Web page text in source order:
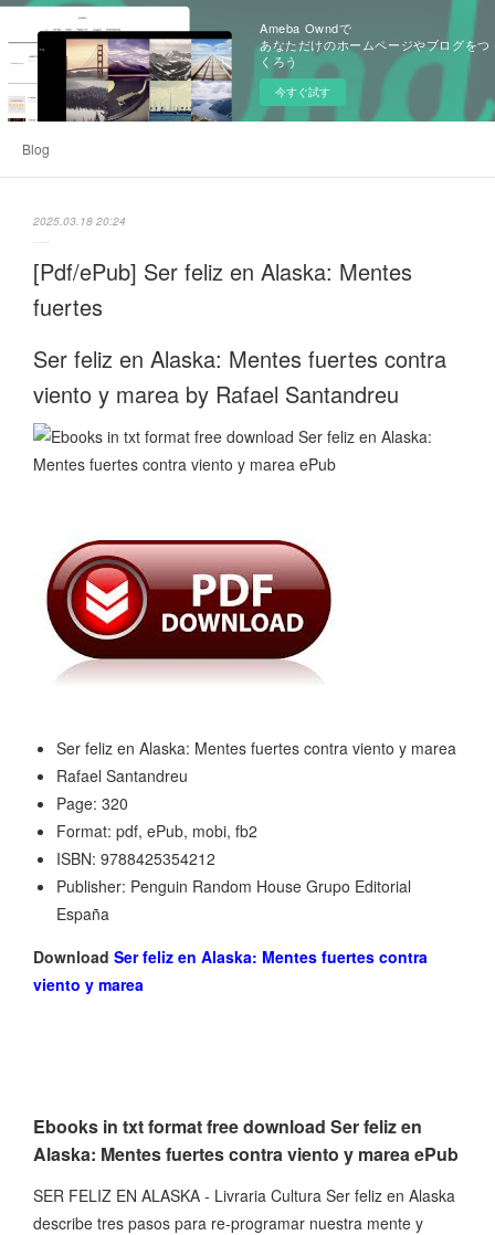
Ameba Owndで
あなただけのホームページやブログをつ
くろう
今すぐ試す
Blog
2025.03.18 20:24
[Pdf/ePub] Ser feliz en Alaska: Mentes
fuertes
Ser feliz en Alaska: Mentes fuertes contra
viento y marea by Rafael Santandreu
Ser feliz en Alaska: Mentes fuertes contra viento y marea
Rafael Santandreu
Page: 320
Format: pdf, ePub, mobi, fb2
ISBN: 9788425354212
Publisher: Penguin Random House Grupo Editorial
España
Download Ser feliz en Alaska: Mentes fuertes contra
viento y marea
Ebooks in txt format free download Ser feliz en
Alaska: Mentes fuertes contra viento y marea ePub
SER FELIZ EN ALASKA - Livraria Cultura Ser feliz en Alaska
describe tres pasos para re-programar nuestra mente y